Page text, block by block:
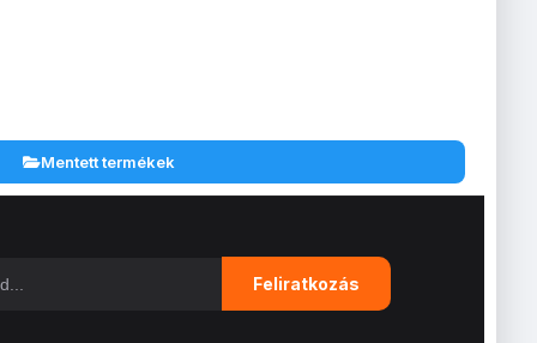
Mentett termékek
Feliratkozás